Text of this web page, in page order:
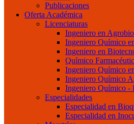
Publicaciones
Oferta Académica
Licenciaturas
Ingeniero en
Ingeniero Químico
Ingeniero en
Químico
Ingeniero Químico
Ingeniero Químico
Ingeniero Químico -
Especialidades
Especialidad en
Especialidad en